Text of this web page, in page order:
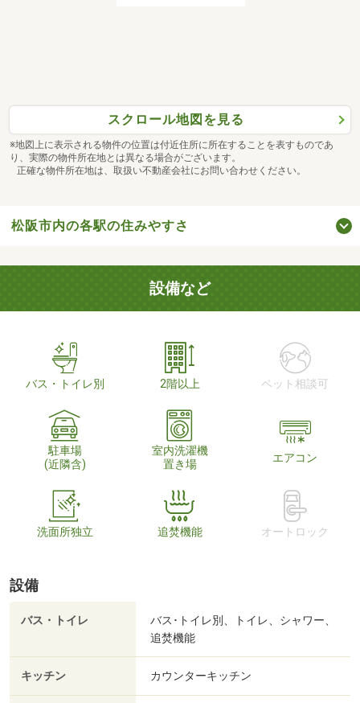
スクロール地図を見る
※地図上に表示される物件の位置は付近住所に所在することを表すものであ
り、実際の物件所在地とは異なる場合がございます。
正確な物件所在地は、取扱い不動産会社にお問い合わせください。
松阪市内の各駅の住みやすさ
設備など
バス・トイレ別 2階以上 ペット相談可
駐車場
(近隣含)
室内洗濯機
置き場
エアコン
洗面所独立 追焚機能 オートロック
設備
バス・トイレ
バス･トイレ別、トイレ、シャワー、
追焚機能
キッチン カウンターキッチン